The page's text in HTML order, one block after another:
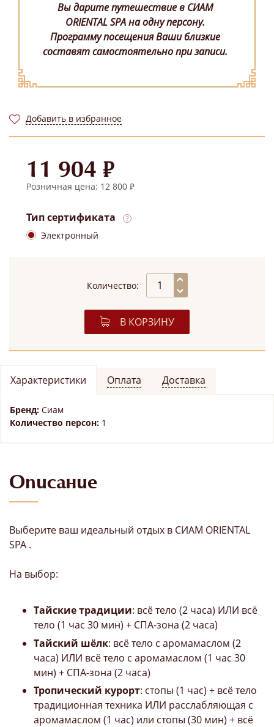
Вы дарите путешествие в СИАМ
ORIENTAL SPA на одну персону.
Программу посещения Ваши близкие
составят самостоятельно при записи.
Добавить в избранное
11 904 ₽
Розничная цена: 12 800 ₽
Тип сертификата
Электронный
Количество:
В КОРЗИНУ
Характеристики Оплата Доставка
Бренд: Сиам
Количество персон: 1
Описание
Выберите ваш идеальный отдых в СИАМ ORIENTAL
SPA .
На выбор:
Тайские традиции: всё тело (2 часа) ИЛИ всё
тело (1 час 30 мин) + СПА-зона (2 часа)
Тайский шёлк: всё тело с аромамаслом (2
часа) ИЛИ всё тело с аромамаслом (1 час 30
мин) + СПА-зона (2 часа)
Тропический курорт: стопы (1 час) + всё тело
традиционная техника ИЛИ расслабляющая с
аромамаслом (1 час) или стопы (30 мин) + всё